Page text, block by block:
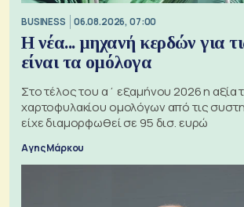
BUSINESS 06.08.2026, 07:00
Η νέα... μηχανή κερδών για
είναι τα ομόλογα
Στο τέλος του α΄ εξαμήνου 2026 η αξία
χαρτοφυλακίου ομολόγων από τις
είχε διαμορφωθεί σε 95 δισ. ευρώ
Αγης Μάρκου